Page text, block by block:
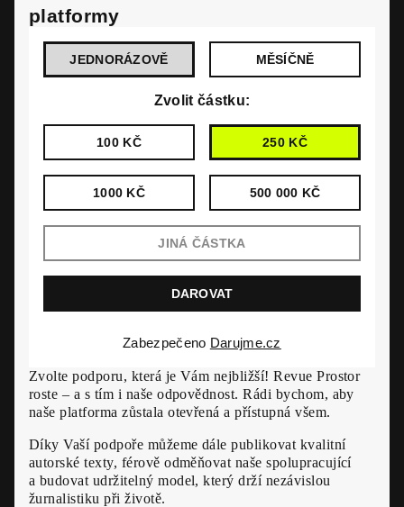
platformy
Zvolte podporu, která je Vám nejbližší! Revue Prostor
roste – a s tím i naše odpovědnost. Rádi bychom, aby
naše platforma zůstala otevřená a přístupná všem.
Díky Vaší podpoře můžeme dále publikovat kvalitní
autorské texty, férově odměňovat naše spolupracující
a budovat udržitelný model, který drží nezávislou
žurnalistiku při životě.
JEDNORÁZOVĚ MĚSÍČNĚ
Zvolit částku:
100 KČ 250 KČ
1000 KČ 500 000 KČ
Zabezpečeno Darujme.cz